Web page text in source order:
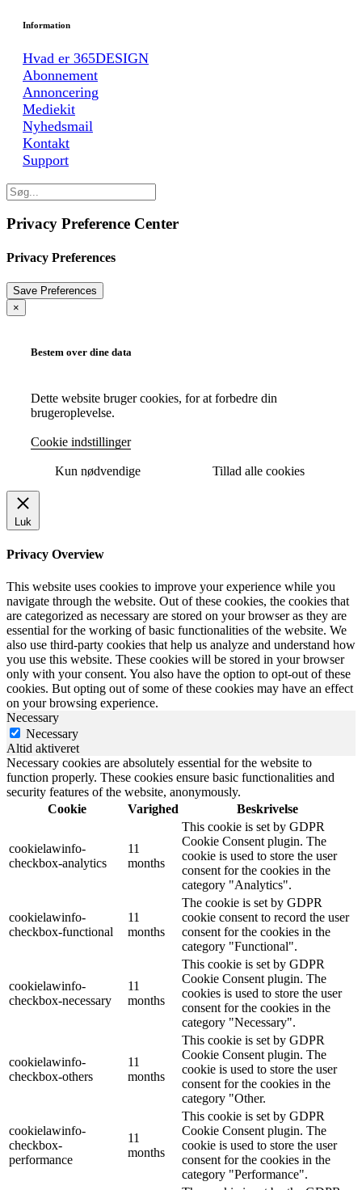
Information
Hvad er 365DESIGN
Abonnement
Annoncering
Mediekit
Nyhedsmail
Kontakt
Support
Privacy Preference Center
Privacy Preferences
×
Bestem over dine data
Dette website bruger cookies, for at forbedre din
brugeroplevelse.
Cookie indstillinger
Kun nødvendige Tillad alle cookies
Luk
Privacy Overview
This website uses cookies to improve your experience while you
navigate through the website. Out of these cookies, the cookies that
are categorized as necessary are stored on your browser as they are
essential for the working of basic functionalities of the website. We
also use third-party cookies that help us analyze and understand how
you use this website. These cookies will be stored in your browser
only with your consent. You also have the option to opt-out of these
cookies. But opting out of some of these cookies may have an effect
on your browsing experience.
Necessary
Necessary
Altid aktiveret
Necessary cookies are absolutely essential for the website to
function properly. These cookies ensure basic functionalities and
security features of the website, anonymously.
Cookie
Varighed Beskrivelse
cookielawinfo-
checkbox-analytics
11
months
This cookie is set by GDPR
Cookie Consent plugin. The
cookie is used to store the user
consent for the cookies in the
category "Analytics".
cookielawinfo-
checkbox-functional
11
months
The cookie is set by GDPR
cookie consent to record the user
consent for the cookies in the
category "Functional".
cookielawinfo-
checkbox-necessary
11
months
This cookie is set by GDPR
Cookie Consent plugin. The
cookies is used to store the user
consent for the cookies in the
category "Necessary".
cookielawinfo-
checkbox-others
11
months
This cookie is set by GDPR
Cookie Consent plugin. The
cookie is used to store the user
consent for the cookies in the
category "Other.
cookielawinfo-
checkbox-
performance
11
months
This cookie is set by GDPR
Cookie Consent plugin. The
cookie is used to store the user
consent for the cookies in the
category "Performance".